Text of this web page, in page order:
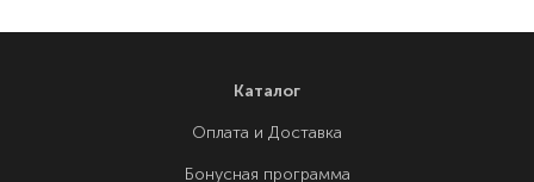
Каталог
Оплата и Доставка
Бонусная программа